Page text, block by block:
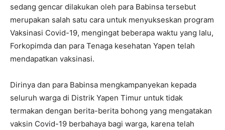
sedang gencar dilakukan oleh para Babinsa tersebut
merupakan salah satu cara untuk menyukseskan program
Vaksinasi Covid-19, mengingat beberapa waktu yang lalu,
Forkopimda dan para Tenaga kesehatan Yapen telah
mendapatkan vaksinasi.
Dirinya dan para Babinsa mengkampanyekan kepada
seluruh warga di Distrik Yapen Timur untuk tidak
termakan dengan berita-berita bohong yang mengatakan
vaksin Covid-19 berbahaya bagi warga, karena telah